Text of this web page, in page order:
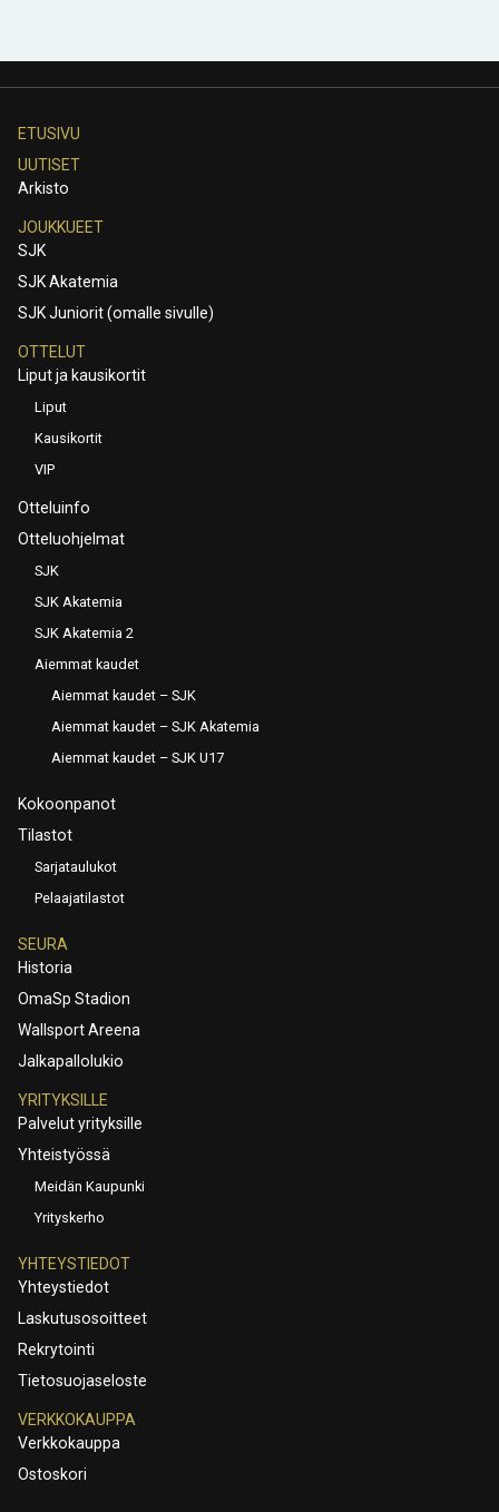
ETUSIVU
UUTISET
Arkisto
JOUKKUEET
SJK
SJK Akatemia
SJK Juniorit (omalle sivulle)
OTTELUT
Liput ja kausikortit
Liput
Kausikortit
VIP
Otteluinfo
Otteluohjelmat
SJK
SJK Akatemia
SJK Akatemia 2
Aiemmat kaudet
Aiemmat kaudet – SJK
Aiemmat kaudet – SJK Akatemia
Aiemmat kaudet – SJK U17
Kokoonpanot
Tilastot
Sarjataulukot
Pelaajatilastot
SEURA
Historia
OmaSp Stadion
Wallsport Areena
Jalkapallolukio
YRITYKSILLE
Palvelut yrityksille
Yhteistyössä
Meidän Kaupunki
Yrityskerho
YHTEYSTIEDOT
Yhteystiedot
Laskutusosoitteet
Rekrytointi
Tietosuojaseloste
VERKKOKAUPPA
Verkkokauppa
Ostoskori